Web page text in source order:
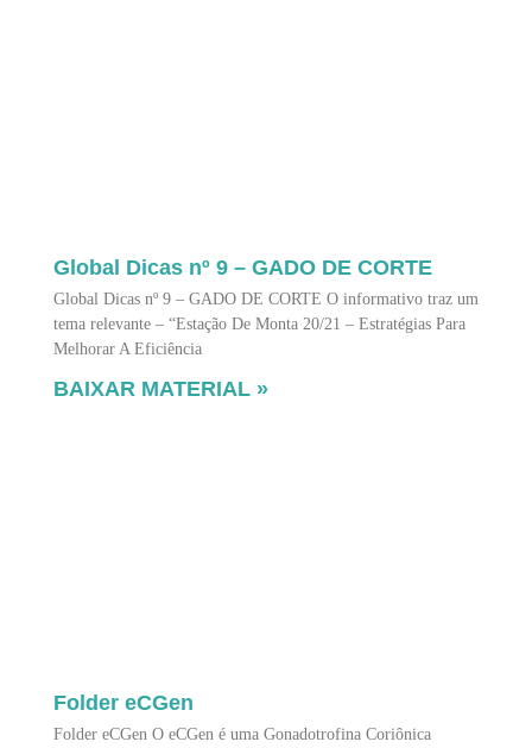
Global Dicas nº 9 – GADO DE CORTE
Global Dicas nº 9 – GADO DE CORTE O informativo traz um
tema relevante – “Estação De Monta 20/21 – Estratégias Para
Melhorar A Eficiência
BAIXAR MATERIAL »
Folder eCGen
Folder eCGen O eCGen é uma Gonadotrofina Coriônica